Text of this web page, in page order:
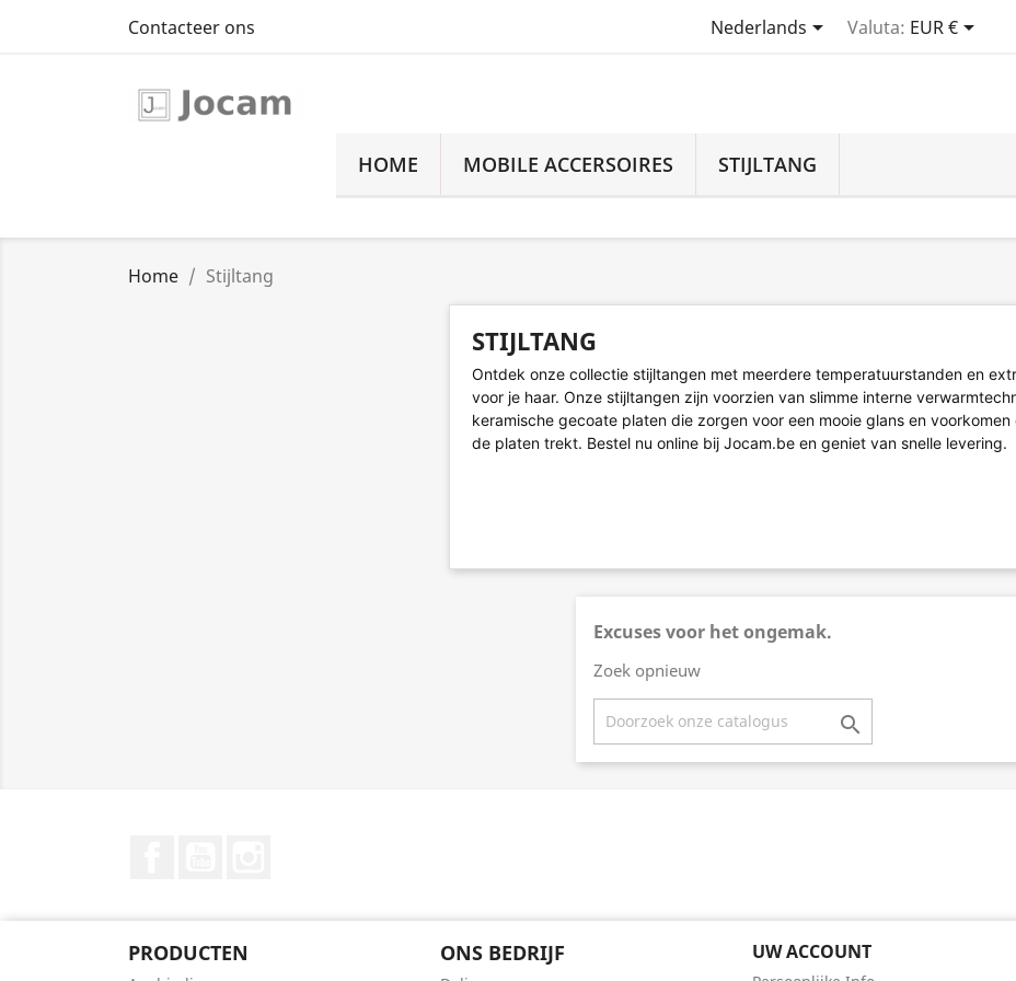
Contacteer ons Nederlands Valuta: EUR €
HOME
MOBILE ACCERSOIRES STIJLTANG
Home Stijltang
STIJLTANG
Ontdek onze collectie stijltangen met meerdere temperatuurstanden en
voor je haar. Onze stijltangen zijn voorzien van slimme interne
keramische gecoate platen die zorgen voor een mooie glans en
de platen trekt. Bestel nu online bij Jocam.be en geniet van snelle levering.
Excuses voor het ongemak.
Zoek opnieuw

PRODUCTEN ONS BEDRIJF UW ACCOUNT